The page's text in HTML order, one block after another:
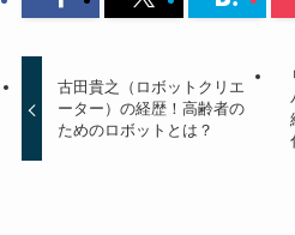
古田貴之（ロボットクリエ
ーター）の経歴！高齢者の
ためのロボットとは？